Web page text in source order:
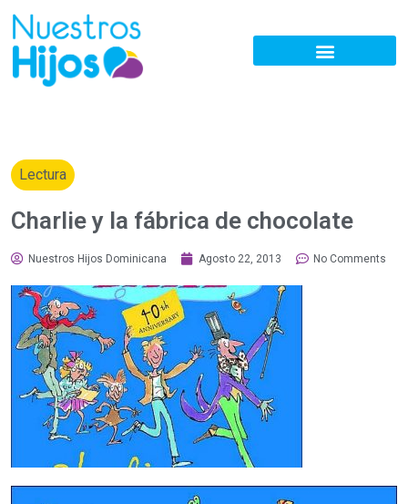
Lectura
Charlie y la fábrica de chocolate
Nuestros Hijos Dominicana Agosto 22, 2013 No Comments